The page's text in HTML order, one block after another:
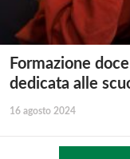
Formazione
dedicata alle
16 agosto 2024